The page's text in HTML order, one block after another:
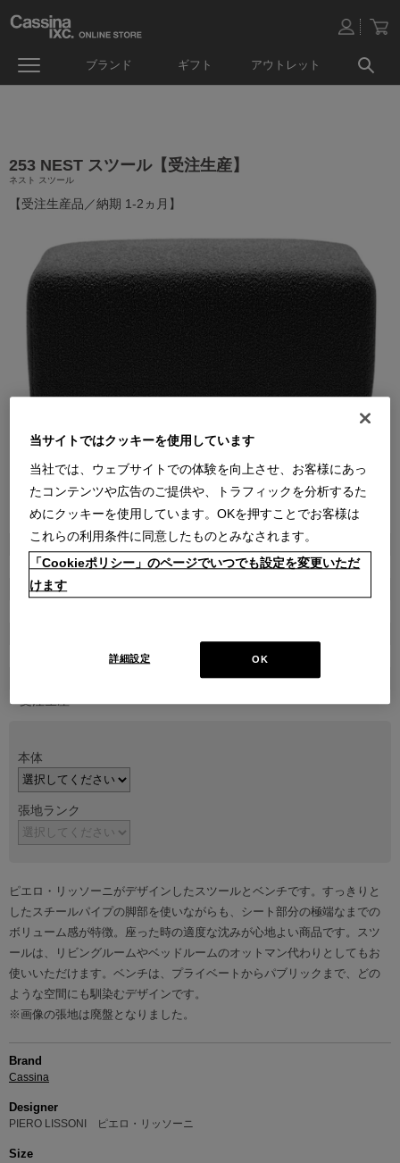
ブランド ギフト アウトレット
253 NEST スツール【受注生産】
ネスト スツール
【受注生産品／納期 1-2ヵ月】
●
商品属性
家具
品番
￥138,600～ ￥301,400
本体
張地ランク
ピエロ・リッソーニがデザインしたスツールとベンチです。すっきりと
したスチールパイプの脚部を使いながらも、シート部分の極端なまでの
ボリューム感が特徴。座った時の適度な沈みが心地よい商品です。スツ
ールは、リビングルームやベッドルームのオットマン代わりとしてもお
使いいただけます。ベンチは、プライベートからパブリックまで、どの
ような空間にも馴染むデザインです。
※画像の張地は廃盤となりました。
Brand
Cassina
Designer
PIERO LISSONI ピエロ・リッソーニ
Size
当サイトではクッキーを使用しています
当社では、ウェブサイトでの体験を向上させ、お客様にあっ
たコンテンツや広告のご提供や、トラフィックを分析するた
めにクッキーを使用しています。OKを押すことでお客様は
これらの利用条件に同意したものとみなされます。
「Cookieポリシー」のページでいつでも設定を変更いただ
けます
OK
詳細設定